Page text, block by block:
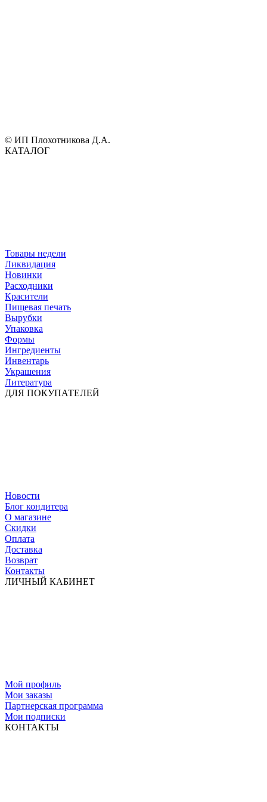
© ИП Плохотникова Д.А.
КАТАЛОГ
Товары недели
Ликвидация
Новинки
Расходники
Красители
Пищевая печать
Вырубки
Упаковка
Формы
Ингредиенты
Инвентарь
Украшения
Литература
ДЛЯ ПОКУПАТЕЛЕЙ
Новости
Блог кондитера
О магазине
Скидки
Оплата
Доставка
Возврат
Контакты
ЛИЧНЫЙ КАБИНЕТ
Мой профиль
Мои заказы
Партнерская программа
Мои подписки
КОНТАКТЫ